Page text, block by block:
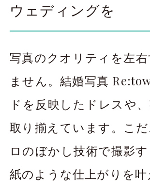
ウェディングを
写真のクオリティを左
ません。結婚写真
ドを反映したドレスや
取り揃えています。こ
ロのぼかし技術で撮影
紙のような仕上がりを叶